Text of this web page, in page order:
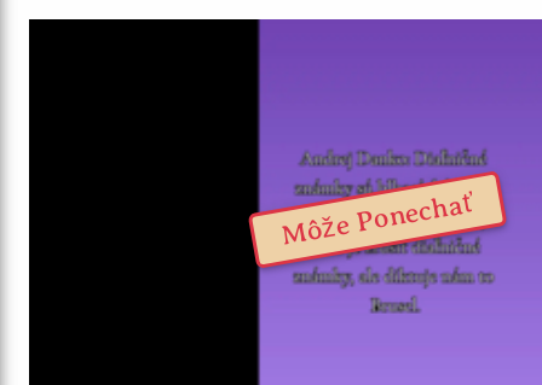
Môže Ponechať